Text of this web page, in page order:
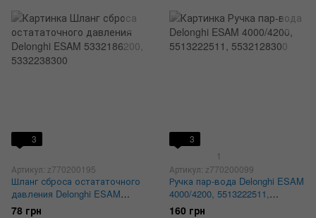
3
Артикул: z770200195
Шланг сброса остататочного
давления Delonghi ESAM
5332186200, 5332238300
78 грн
3
1
Артикул: z770200099
Ручка пар-вода Delonghi ESAM
4000/4200, 5513222511,
5532128300
160 грн